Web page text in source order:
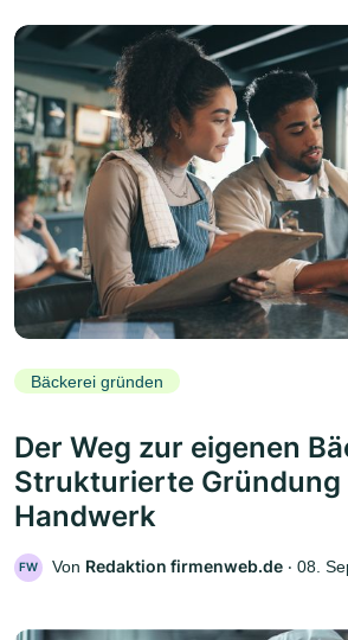
Bäckerei gründen
Der Weg zur eigenen
Strukturierte Gründung
Handwerk
FW Von Redaktion firmenweb.de ‧ 08.